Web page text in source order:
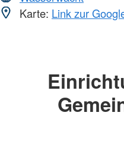
Karte: Link zur